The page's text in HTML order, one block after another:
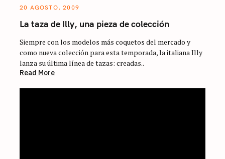
20 AGOSTO, 2009
La taza de Illy, una pieza de colección
Siempre con los modelos más coquetos del mercado y
como nueva colección para esta temporada, la italiana Illy
lanza su última línea de tazas: creadas..
Read More